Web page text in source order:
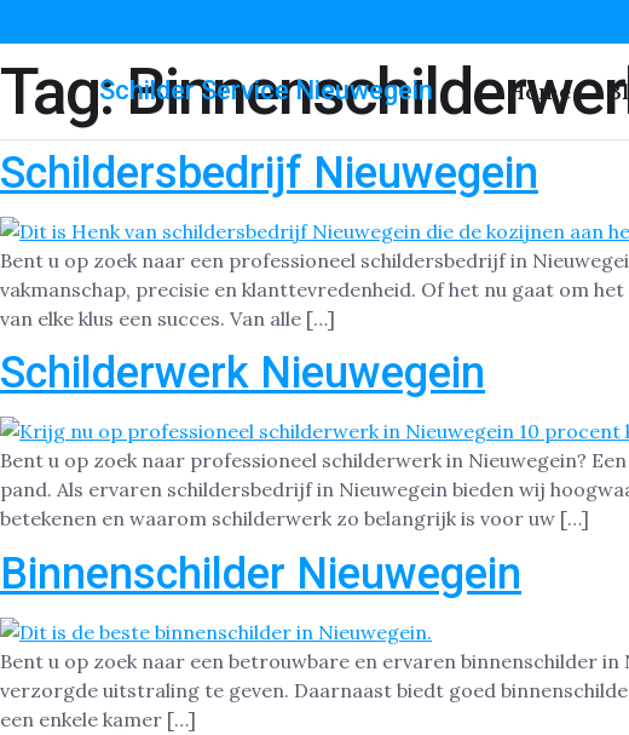
Schilder Service Nieuwegein Home
Tag:
Schildersbedrijf Nieuwegein
Bent u op zoek naar een professioneel schildersbedrijf in
vakmanschap, precisie en klanttevredenheid. Of het nu gaat om
van elke klus een succes. Van alle […]
Schilderwerk Nieuwegein
Bent u op zoek naar professioneel schilderwerk in Nieuwegein?
pand. Als ervaren schildersbedrijf in Nieuwegein bieden wij
betekenen en waarom schilderwerk zo belangrijk is voor uw […]
Binnenschilder Nieuwegein
Bent u op zoek naar een betrouwbare en ervaren binnenschilder
verzorgde uitstraling te geven. Daarnaast biedt goed
een enkele kamer […]